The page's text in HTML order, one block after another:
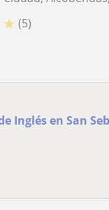
★ (5)
Inglés en San